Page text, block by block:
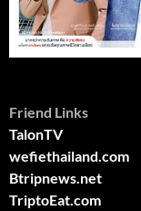
Friend Links
TalonTV
wefiethailand.com
Btripnews.net
TriptoEat.com